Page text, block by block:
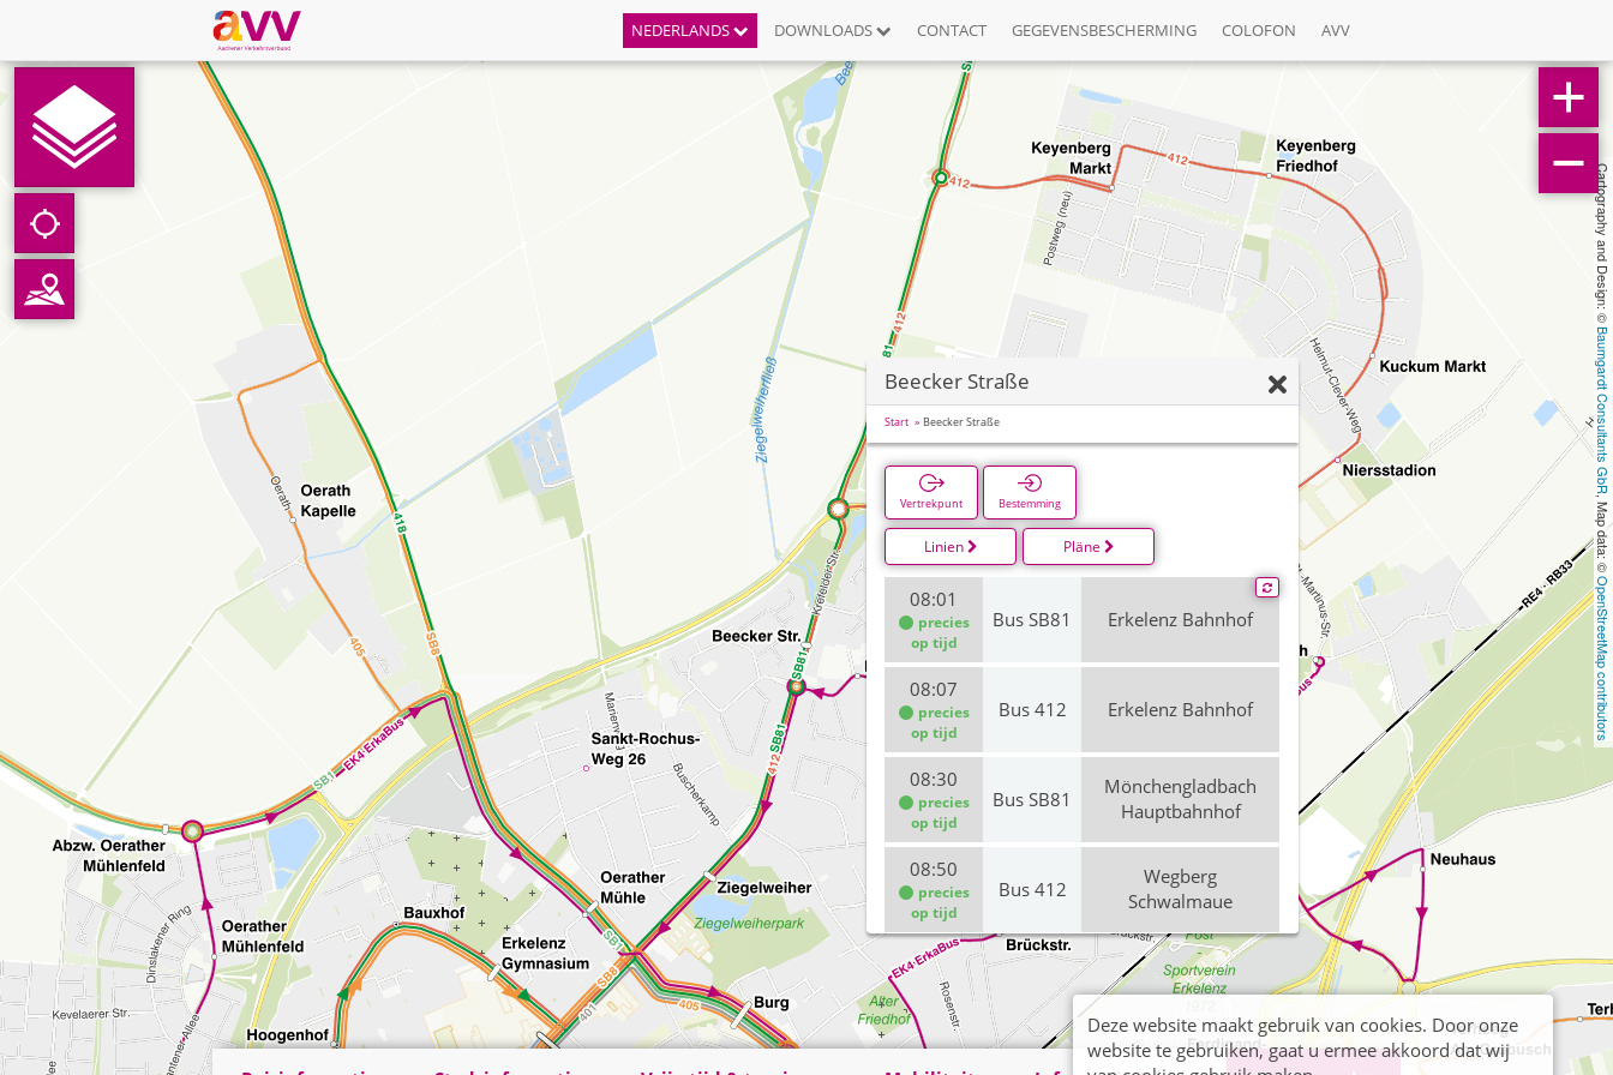
NEDERLANDS DOWNLOADS CONTACT GEGEVENSBESCHERMING COLOFON AVV
Cartography and Design: ©
Baumgardt Consultants GbR
, Map data: ©
OpenStreetMap contributors
Beecker Straße
Start Beecker Straße
Vertrekpunt Bestemming
Linien Pläne
08:01
precies
op tijd
Bus SB81 Erkelenz Bahnhof
08:07
precies
op tijd
Bus 412 Erkelenz Bahnhof
08:30
precies
op tijd
Bus SB81
Mönchengladbach
Hauptbahnhof
08:50
precies
op tijd
Bus 412
Wegberg
Schwalmaue
09:01 Bus SB81
Erkelenz, Bahnhof
(Bus)
09:07
Bus 412
Erkelenz Bahnhof
Deze website maakt gebruik van cookies. Door onze
website te gebruiken, gaat u ermee akkoord dat wij